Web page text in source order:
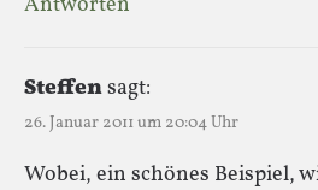
Steffensagt:
26. Januar 2011 um 20:04 Uhr
Wobei, ein schönes Beispiel,